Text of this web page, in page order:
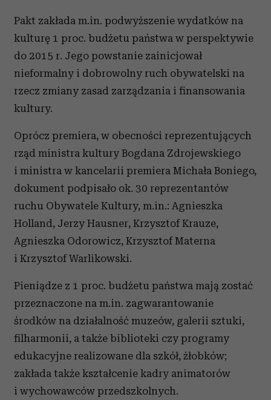
Pakt zakłada m.in. podwyższenie wydatków na
kulturę 1 proc. budżetu państwa w perspektywie
do 2015 r. Jego powstanie zainicjował
nieformalny i dobrowolny ruch obywatelski na
rzecz zmiany zasad zarządzania i finansowania
kultury.
Oprócz premiera, w obecności reprezentujących
rząd ministra kultury Bogdana Zdrojewskiego
i ministra w kancelarii premiera Michała Boniego,
dokument podpisało ok. 30 reprezentantów
ruchu Obywatele Kultury, m.in.: Agnieszka
Holland, Jerzy Hausner, Krzysztof Krauze,
Agnieszka Odorowicz, Krzysztof Materna
i Krzysztof Warlikowski.
Pieniądze z 1 proc. budżetu państwa mają zostać
przeznaczone na m.in. zagwarantowanie
środków na działalność muzeów, galerii sztuki,
filharmonii, a także biblioteki czy programy
edukacyjne realizowane dla szkół, żłobków;
zakłada także kształcenie kadry animatorów
i wychowawców przedszkolnych.